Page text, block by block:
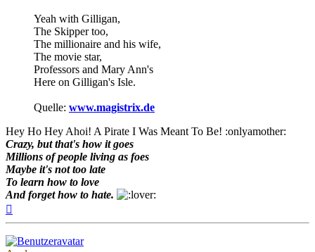
Yeah with Gilligan,
The Skipper too,
The millionaire and his wife,
The movie star,
Professors and Mary Ann's
Here on Gilligan's Isle.
Quelle: www.magistrix.de
Hey Ho Hey Ahoi! A Pirate I Was Meant To Be! :onlyamother:
Crazy, but that's how it goes
Millions of people living as foes
Maybe it's not too late
To learn how to love
And forget how to hate.